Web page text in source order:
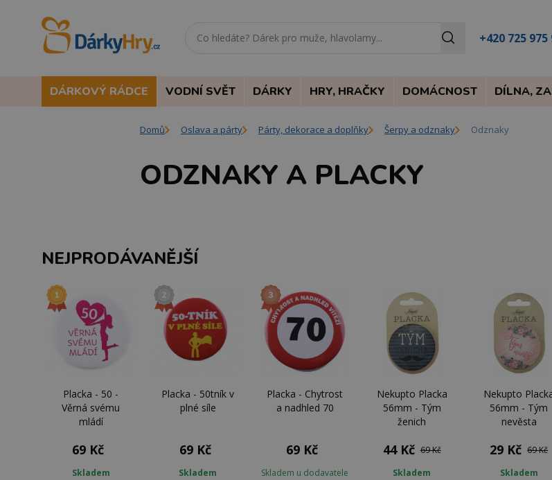
+420 725 975
DÁRKOVÝ RÁDCE VODNÍ SVĚT DÁRKY HRY, HRAČKY DOMÁCNOST DÍLNA,
Domů Oslava a párty Párty, dekorace a doplňky Šerpy a odznaky Odznaky
ODZNAKY A PLACKY
NEJPRODÁVANĚJŠÍ
Placka - 50 -
Věrná svému
mládí
69 Kč
Skladem
Placka - 50tník v
plné síle
69 Kč
Skladem
Placka - Chytrost
a nadhled 70
69 Kč
Skladem u dodavatele
Nekupto Placka
56mm - Tým
ženich
44 Kč 69 Kč
Skladem
Nekupto
56mm - Tým
nevěsta
29 Kč 69 Kč
Skladem